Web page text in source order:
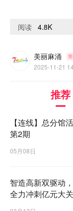
阅读 4.8K
美丽麻涌
2025-11-21
推荐
【连线】总分馆
第2期
05月08日
智造高新双驱动
全力冲刺亿元大关